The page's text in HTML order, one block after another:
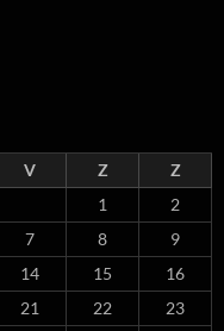
V Z
Z
1
2
7 8
9
14 15
16
21 22
23